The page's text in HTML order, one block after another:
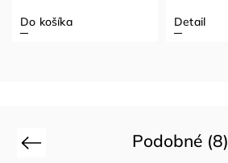
Do košíka Detail
Podobné (8)
Previous